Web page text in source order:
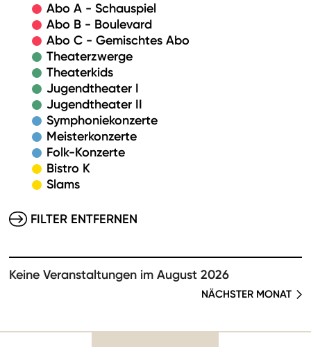
Abo A - Schauspiel
Abo B - Boulevard
Abo C - Gemischtes Abo
Theaterzwerge
Theaterkids
Jugendtheater I
Jugendtheater II
Symphoniekonzerte
Meisterkonzerte
Folk-Konzerte
Bistro K
Slams
FILTER ENTFERNEN
Keine Veranstaltungen im August 2026
NÄCHSTER MONAT